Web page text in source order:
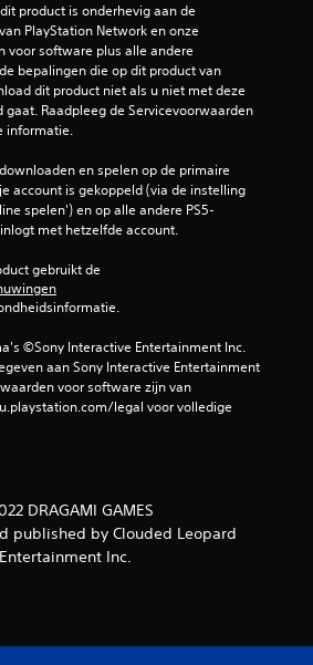
l
i
n
g
product is onderhevig aan de
PlayStation Network en onze
voor software plus alle andere
bepalingen die op dit product van
dit product niet als u niet met deze
Raadpleeg de Servicevoorwaarden
informatie.
en spelen op de primaire
account is gekoppeld (via de instelling
spelen') en op alle andere PS5-
met hetzelfde account.
gebruikt de
©Sony Interactive Entertainment Inc.
aan Sony Interactive Entertainment
voor software zijn van
legal voor volledige
DRAGAMI GAMES
published by Clouded Leopard
Entertainment Inc.